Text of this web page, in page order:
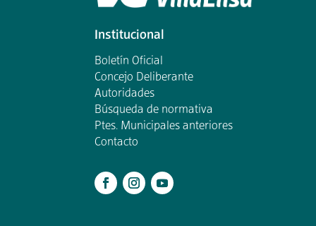
Institucional
Boletín Oficial
Concejo Deliberante
Autoridades
Búsqueda de normativa
Ptes. Municipales anteriores
Contacto